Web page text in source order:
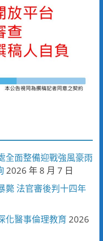
全面整備迎戰強風豪雨
2026 年 8 月 7 日
斃 法官審後判十四年
醫事倫理教育 2026